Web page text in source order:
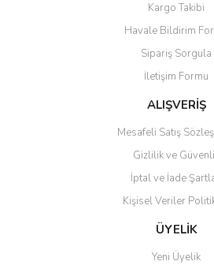
Ürün resmi kalitesiz, bozuk veya
Ürün açıklamasında eksik bilgiler
Ürün bilgilerinde hatalar bulunuyor.
Ürün fiyatı diğer sitelerden daha pahalı.
Bu ürüne benzer farklı alternatifler
Gönder
Kargo Takibi
Havale Bildirim
Sipariş Sorgula
İletişim Formu
ALIŞVERİŞ
Mesafeli Satış
Gizlilik ve
İptal ve İade
Kişisel Veriler
ÜYELİK
Yeni Üyelik